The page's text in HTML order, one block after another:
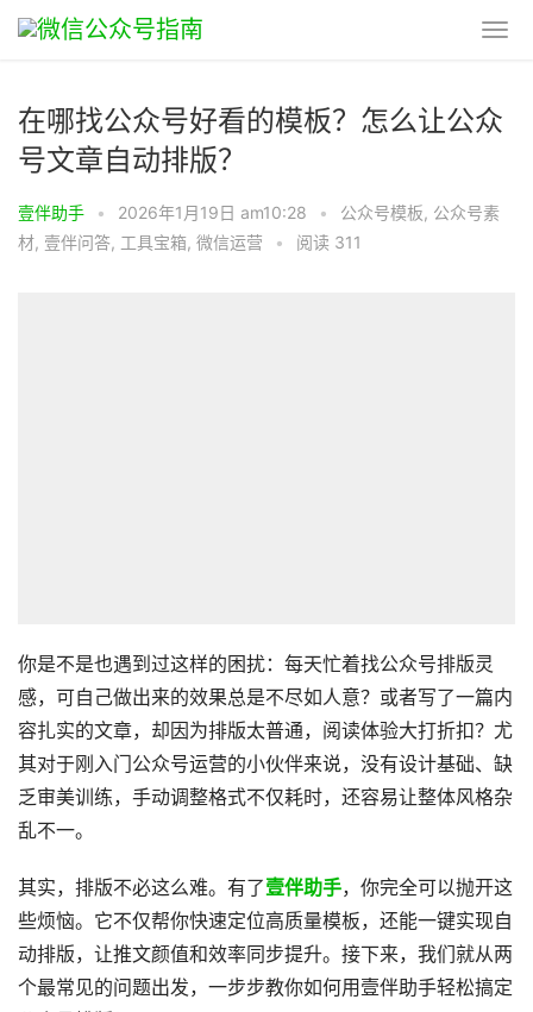
在哪找公众号好看的模板？怎么让公众
号文章自动排版？
壹伴助手 • 2026年1月19日 am10:28 • 公众号模板, 公众号素
材, 壹伴问答, 工具宝箱, 微信运营 • 阅读 311
你是不是也遇到过这样的困扰：每天忙着找公众号排版灵
感，可自己做出来的效果总是不尽如人意？或者写了一篇内
容扎实的文章，却因为排版太普通，阅读体验大打折扣？尤
其对于刚入门公众号运营的小伙伴来说，没有设计基础、缺
乏审美训练，手动调整格式不仅耗时，还容易让整体风格杂
乱不一。
其实，排版不必这么难。有了壹伴助手，你完全可以抛开这
些烦恼。它不仅帮你快速定位高质量模板，还能一键实现自
动排版，让推文颜值和效率同步提升。接下来，我们就从两
个最常见的问题出发，一步步教你如何用壹伴助手轻松搞定